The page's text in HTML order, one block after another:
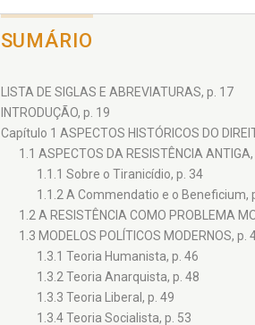
SUMÁRIO
LISTA DE SIGLAS E ABREVIATURAS, p. 17
INTRODUÇÃO, p. 19
Capítulo 1 ASPECTOS HISTÓRICOS DO
1.1 ASPECTOS DA RESISTÊNCIA
1.1.1 Sobre o Tiranicídio, p. 34
1.1.2 A Commendatio e o Beneficium,
1.2 A RESISTÊNCIA COMO PROBLEMA
1.3 MODELOS POLÍTICOS MODERNOS, p.
1.3.1 Teoria Humanista, p. 46
1.3.2 Teoria Anarquista, p. 48
1.3.3 Teoria Liberal, p. 49
1.3.4 Teoria Socialista, p. 53